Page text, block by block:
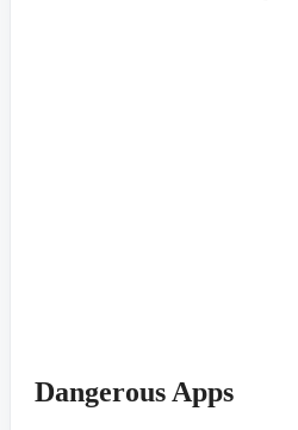
Dangerous Apps